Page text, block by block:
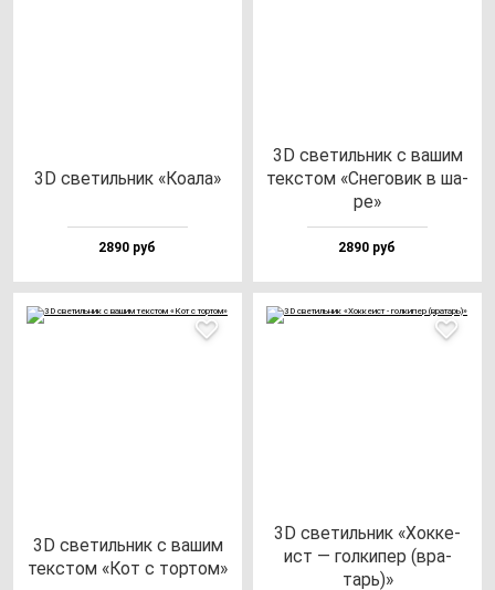
3D све­тиль­ник «Коала»
2890 руб
3D све­тиль­ник с ва­шим
тек­стом «Сне­го­вик в ша­
ре»
2890 руб
3D све­тиль­ник с ва­шим
тек­стом «Кот с тор­том»
3D све­тиль­ник «Хок­ке­
ист — гол­ки­пер (вра­
тарь)»